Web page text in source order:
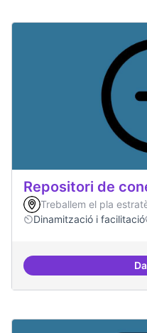
Repositori de
Treballem el pla
Dinamització i facilitació